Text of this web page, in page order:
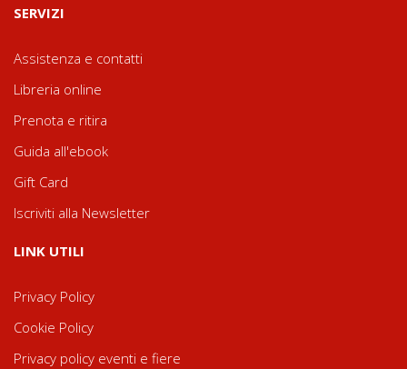
SERVIZI
Assistenza e contatti
Libreria online
Prenota e ritira
Guida all'ebook
Gift Card
Iscriviti alla Newsletter
LINK UTILI
Privacy Policy
Cookie Policy
Privacy policy eventi e fiere